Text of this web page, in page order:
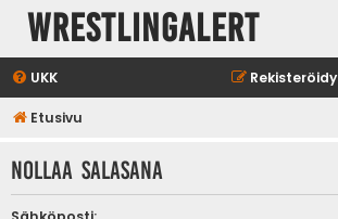
WrestlingAlert
UKK Rekisteröidy
Etusivu
Nollaa salasana